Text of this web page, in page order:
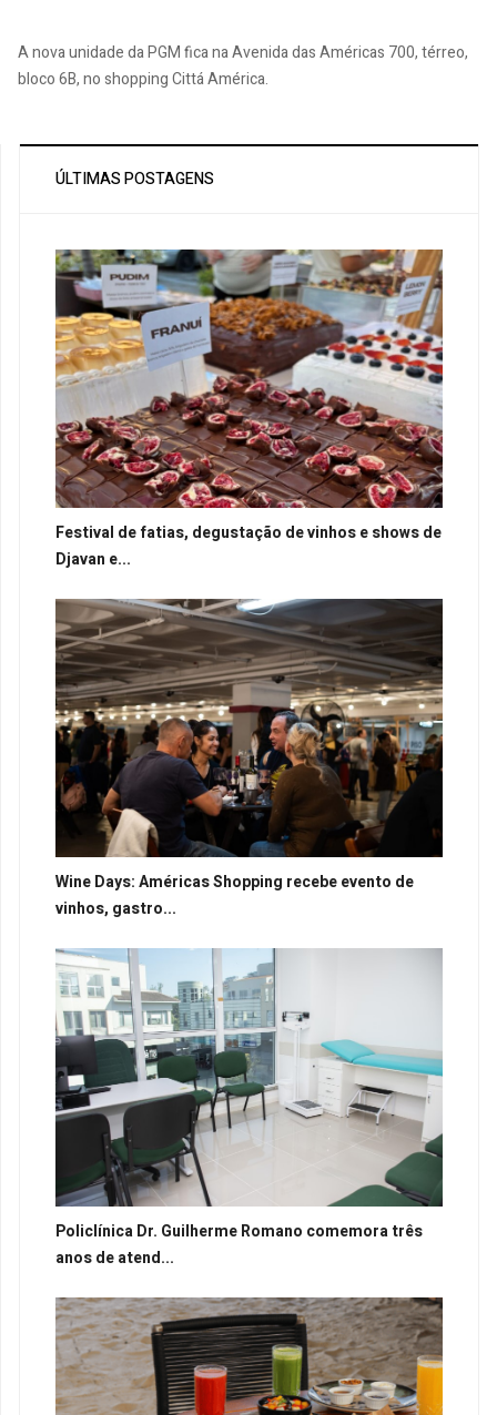
A nova unidade da PGM fica na Avenida das Américas 700, térreo,
bloco 6B, no shopping Cittá América.
ÚLTIMAS POSTAGENS
Festival de fatias, degustação de vinhos e shows de
Djavan e...
Wine Days: Américas Shopping recebe evento de
vinhos, gastro...
Policlínica Dr. Guilherme Romano comemora três
anos de atend...